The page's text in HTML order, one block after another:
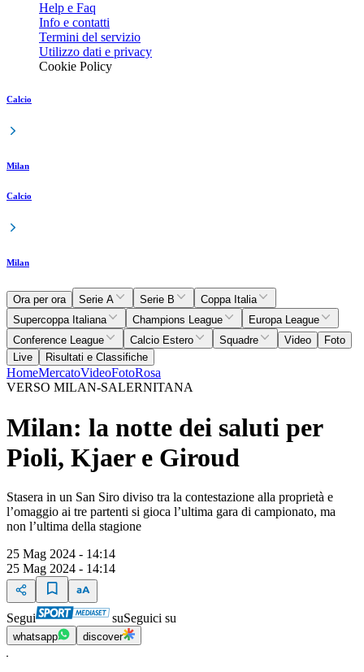
Help e Faq
Info e contatti
Termini del servizio
Utilizzo dati e privacy
Cookie Policy
Calcio
Milan
Calcio
Milan
Ora per ora Serie A Serie B
Coppa Italia
Supercoppa Italiana
Champions League
Europa League
Conference League
Calcio Estero Squadre Video
Foto
Live
Risultati e Classifiche
HomeMercatoVideoFotoRosa
VERSO MILAN-SALERNITANA
Milan: la notte dei saluti per
Pioli, Kjaer e Giroud
Stasera in un San Siro diviso tra la contestazione alla proprietà e
l’omaggio ai tre partenti si gioca l’ultima gara di campionato, ma
non l’ultima della stagione
25 Mag 2024 - 14:14
25 Mag 2024 - 14:14
Segui suSeguici su
whatsapp discover